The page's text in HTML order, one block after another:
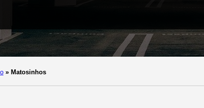
» Matosinhos